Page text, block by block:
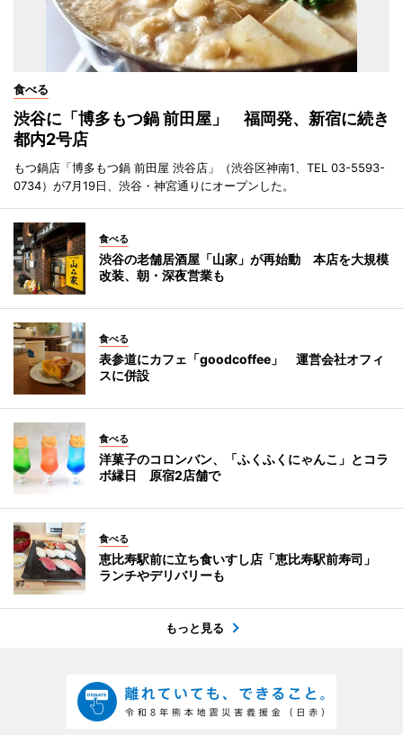
食べる
渋谷に「博多もつ鍋 前田屋」 福岡発、新宿に続き
都内2号店
もつ鍋店「博多もつ鍋 前田屋 渋谷店」（渋谷区神南1、TEL 03-5593-
0734）が7月19日、渋谷・神宮通りにオープンした。
食べる
渋谷の老舗居酒屋「山家」が再始動 本店を大規模
改装、朝・深夜営業も
食べる
表参道にカフェ「goodcoffee」 運営会社オフィ
スに併設
食べる
洋菓子のコロンバン、「ふくふくにゃんこ」とコラ
ボ縁日 原宿2店舗で
食べる
恵比寿駅前に立ち食いすし店「恵比寿駅前寿司」
ランチやデリバリーも
もっと見る